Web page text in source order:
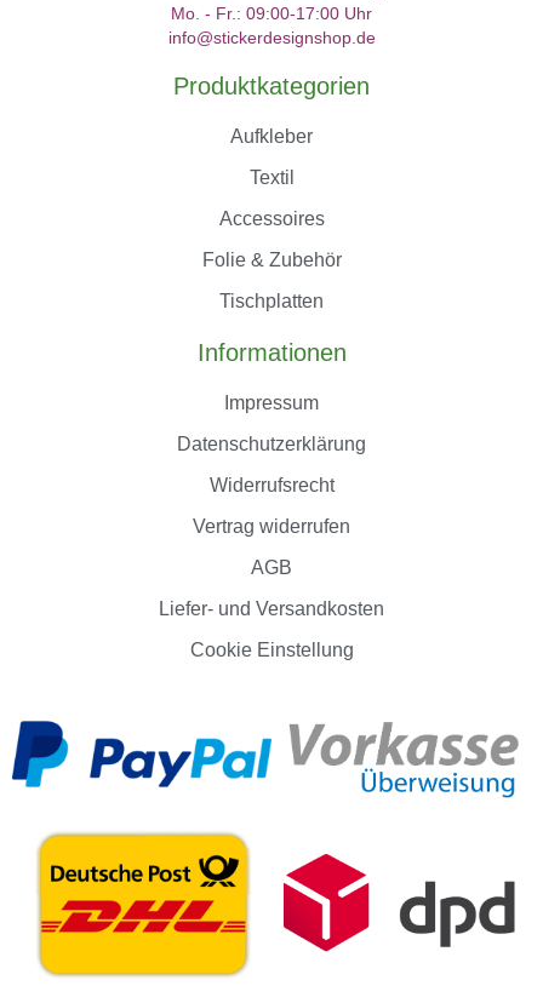
Mo. - Fr.: 09:00-17:00 Uhr
info@stickerdesignshop.de
Produktkategorien
Aufkleber
Textil
Accessoires
Folie & Zubehör
Tischplatten
Informationen
Impressum
Datenschutzerklärung
Widerrufsrecht
Vertrag widerrufen
AGB
Liefer- und Versandkosten
Cookie Einstellung